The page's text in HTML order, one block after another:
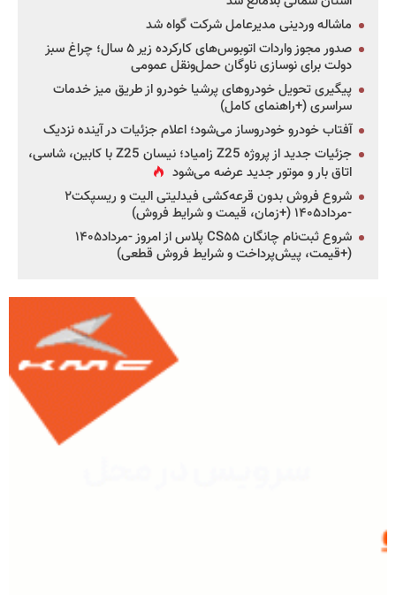
ماشاله وردینی مدیرعامل شرکت گواه شد
صدور مجوز واردات اتوبوس‌های کارکرده زیر ۵ سال؛ چراغ سبز
دولت برای نوسازی ناوگان حمل‌ونقل عمومی
پیگیری تحویل خودروهای پرشیا خودرو از طریق میز خدمات
سراسری (+راهنمای کامل)
آفتاب خودرو خودروساز می‌شود؛ اعلام جزئیات در آینده نزدیک
جزئیات جدید از پروژه Z25 زامیاد؛ نیسان Z25 با کابین، شاسی،
اتاق بار و موتور جدید عرضه می‌شود
شروع فروش بدون قرعه‌کشی فیدلیتی الیت و ریسپکت۲
-مرداد۱۴۰۵ (+زمان، قیمت و شرایط فروش)
شروع ثبت‌نام چانگان CS۵۵ پلاس از امروز -مرداد۱۴۰۵
(+قیمت، پیش‌پرداخت و شرایط فروش قطعی)